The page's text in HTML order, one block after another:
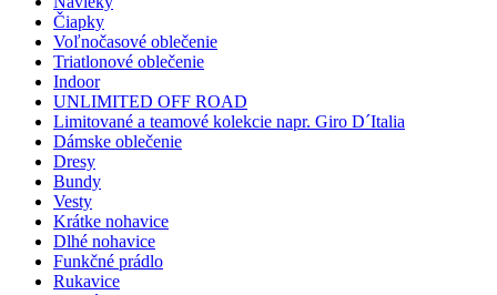
Čiapky
Voľnočasové oblečenie
Triatlonové oblečenie
Indoor
UNLIMITED OFF ROAD
Limitované a teamové kolekcie napr. Giro D´Italia
Dámske oblečenie
Dresy
Bundy
Vesty
Krátke nohavice
Dlhé nohavice
Funkčné prádlo
Rukavice